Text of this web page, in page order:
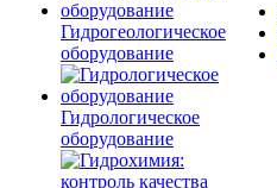
Гидрогеологическое
оборудование
Гидрологическое
оборудование